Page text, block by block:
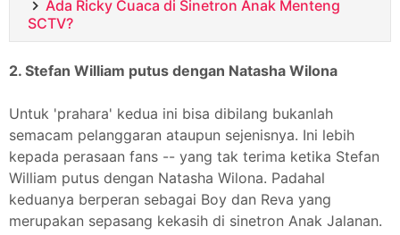
Ada Ricky Cuaca di Sinetron Anak Menteng
SCTV?
2. Stefan William putus dengan Natasha Wilona
Untuk 'prahara' kedua ini bisa dibilang bukanlah
semacam pelanggaran ataupun sejenisnya. Ini lebih
kepada perasaan fans -- yang tak terima ketika Stefan
William putus dengan Natasha Wilona. Padahal
keduanya berperan sebagai Boy dan Reva yang
merupakan sepasang kekasih di sinetron Anak Jalanan.